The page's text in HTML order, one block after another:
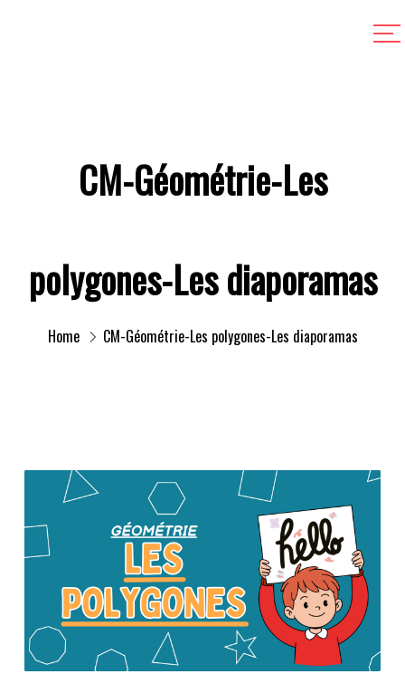
CM-Géométrie-Les
polygones-Les diaporamas
Home CM-Géométrie-Les polygones-Les diaporamas